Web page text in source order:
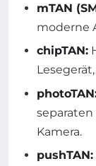
mTAN
moderne
chipTAN:
Kamera.
pushTAN: